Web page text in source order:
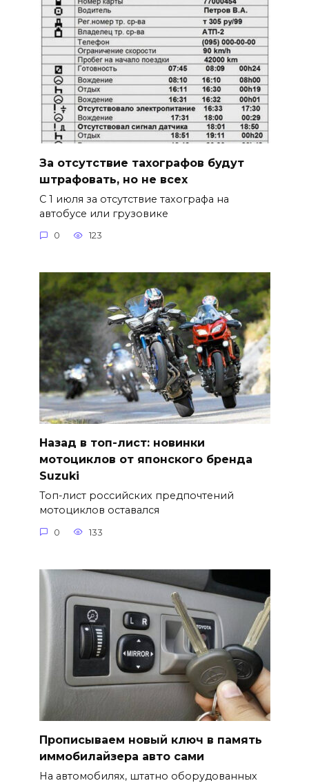
За отсутствие тахографов будут
штрафовать, но не всех
С 1 июля за отсутствие тахографа на
автобусе или грузовике
0 123
Назад в топ-лист: новинки
мотоциклов от японского бренда
Suzuki
Топ-лист российских предпочтений
мотоциклов оставался
0 133
Прописываем новый ключ в память
иммобилайзера авто сами
На автомобилях, штатно оборудованных